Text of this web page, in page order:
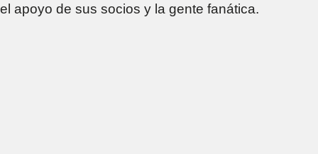
el apoyo de sus socios y la gente fanática.